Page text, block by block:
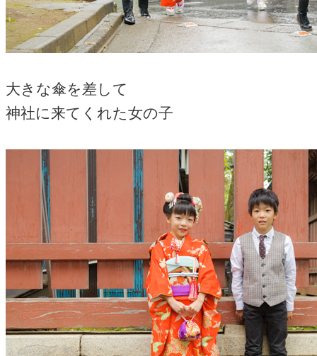
大きな傘を差して
神社に来てくれた女の子